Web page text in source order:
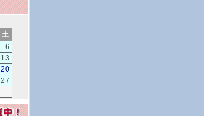
土
6
13
20
27